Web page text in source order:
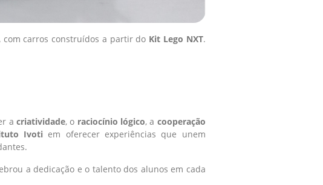
, com carros construídos a partir do Kit Lego NXT.
acriatividade, o raciocínio lógico, a cooperação
Ivoti em oferecer experiências que unem
a dedicação e o talento dos alunos em cada